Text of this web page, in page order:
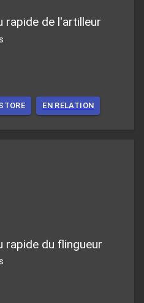
rapide de l'artilleur
EN RELATION
rapide du flingueur